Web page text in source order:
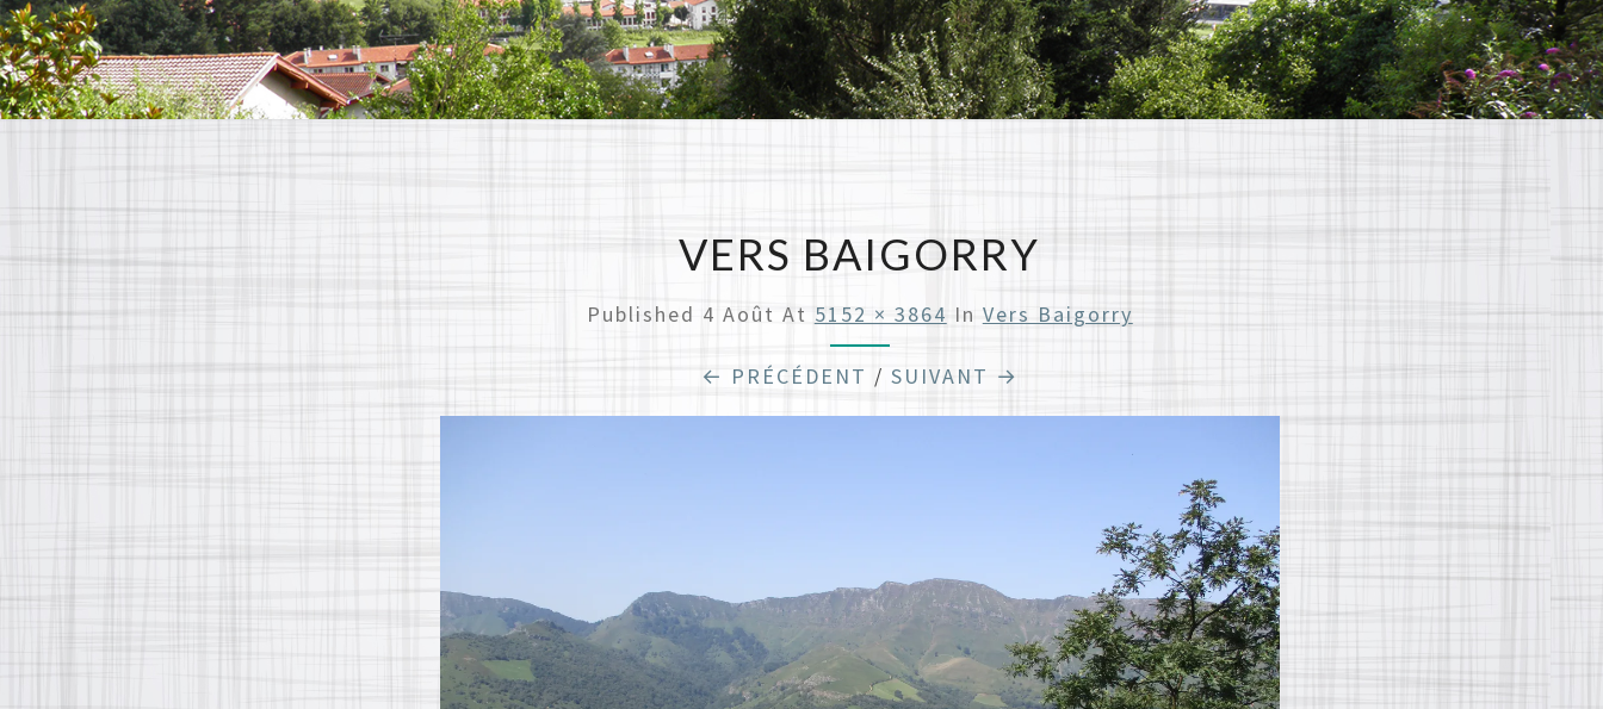
VERS BAIGORRY
Published 4 Août At 5152 × 3864 In Vers Baigorry
← PRÉCÉDENT / SUIVANT →